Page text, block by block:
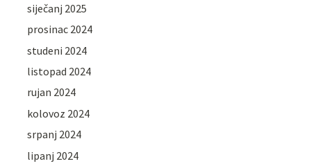
siječanj 2025
prosinac 2024
studeni 2024
listopad 2024
rujan 2024
kolovoz 2024
srpanj 2024
lipanj 2024